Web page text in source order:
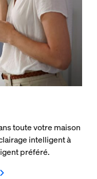
toute votre maison
intelligent à
préféré.